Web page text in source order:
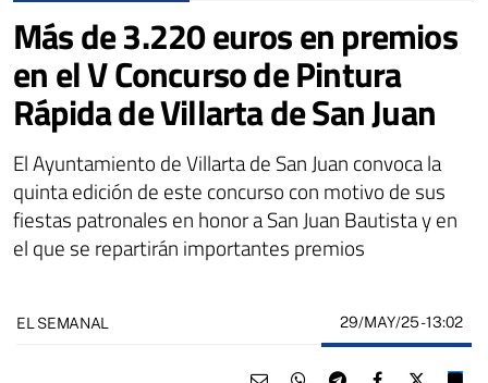
Más de 3.220 euros en premios
en el V Concurso de Pintura
Rápida de Villarta de San Juan
El Ayuntamiento de Villarta de San Juan convoca la
quinta edición de este concurso con motivo de sus
fiestas patronales en honor a San Juan Bautista y en
el que se repartirán importantes premios
EL SEMANAL 29/MAY/25- 13:02